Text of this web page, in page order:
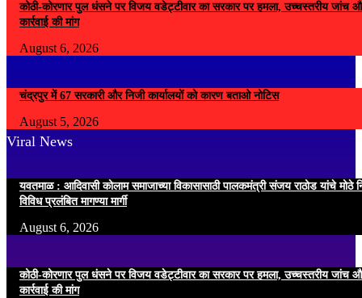
कोठी-कोरणार पुल धंसने पर विजय वडेट्टीवार का सरकार पर हमला, उच्चस्तरीय जांच
कार्रवाई की मांग
August 6, 2026
चंद्रपुर में 67 सरकारी और निजी कार्यालयों को कारण बताओ नोटिस
August 5, 2026
Viral News
यवतमाळ : आदिवासी कोलाम समाजाच्या विकासासाठी पालकमंत्री संजय राठोड यांचे मोठे
विविध प्रलंबित मागण्या मार्गी
August 6, 2026
कोठी-कोरणार पुल धंसने पर विजय वडेट्टीवार का सरकार पर हमला, उच्चस्तरीय जांच
कार्रवाई की मांग